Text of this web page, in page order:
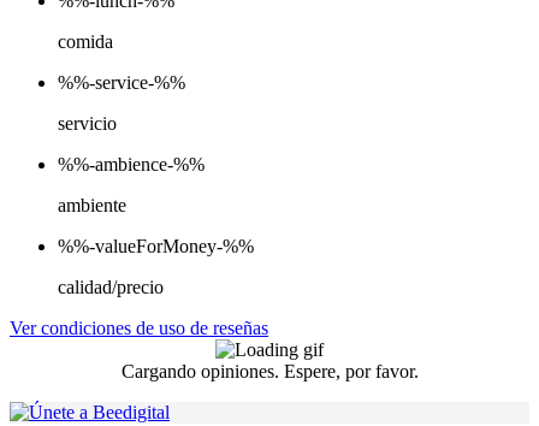
comida
%%-service-%%
servicio
%%-ambience-%%
ambiente
%%-valueForMoney-%%
calidad/precio
Ver condiciones de uso de reseñas
Cargando opiniones. Espere, por favor.